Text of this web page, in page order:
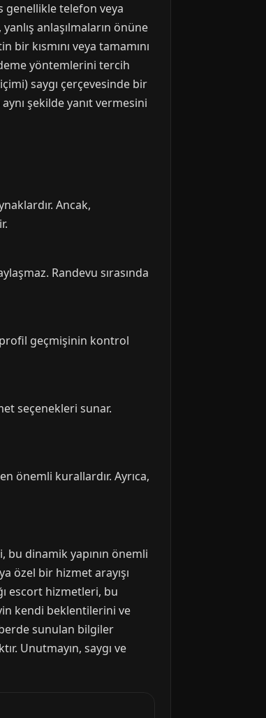
genellikle telefon veya
anlaşılmaların önüne
kısmını veya tamamını
yöntemlerini tercih
saygı çerçevesinde bir
şekilde yanıt vermesini
Ancak,
Randevu sırasında
profil geçmişinin kontrol
seçenekleri sunar.
önemli kurallardır. Ayrıca,
bu dinamik yapının önemli
özel bir hizmet arayışı
escort hizmetleri, bu
kendi beklentilerini ve
sunulan bilgiler
Unutmayın, saygı ve